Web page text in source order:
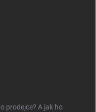
prodejce? A jak ho